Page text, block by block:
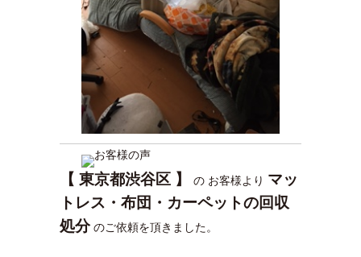
【 東京都渋谷区 】 の お客様より マッ
トレス・布団・カーペットの回収
処分のご依頼を頂きました。